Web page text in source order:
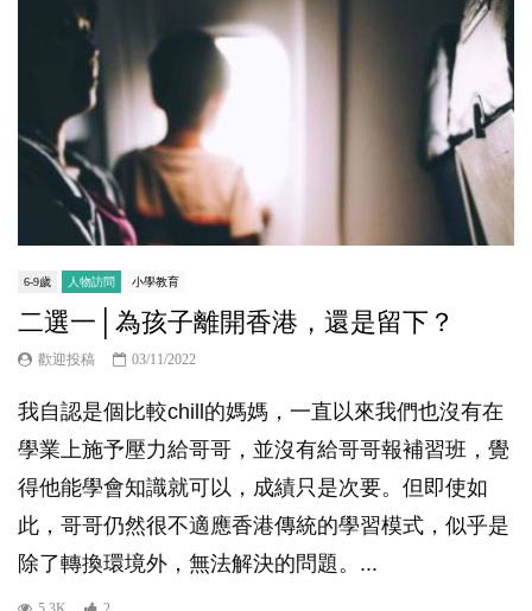
6-9歲 人物訪問 小學教育
二選一│為孩子離開香港，還是留下？
歡迎投稿 03/11/2022
我自認是個比較chill的媽媽，一直以來我們也沒有在
學業上施予壓力給哥哥，並沒有給哥哥報補習班，覺
得他能學會知識就可以，成績只是次要。但即使如
此，哥哥仍然很不適應香港傳統的學習模式，似乎是
除了轉換環境外，無法解決的問題。...